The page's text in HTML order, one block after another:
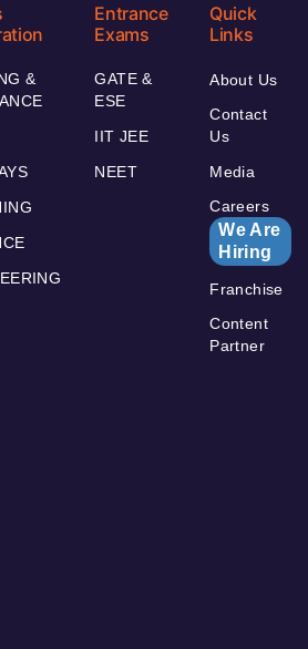
&
Entrance
Exams
GATE &
ESE
IIT JEE
NEET
Quick
Links
About Us
Contact
Us
Media
Careers
We Are
Hiring
Franchise
Content
Partner